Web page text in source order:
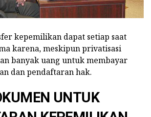
kepemilikan dapat setiap saat
karena, meskipun privatisasi
banyak uang untuk membayar
dan pendaftaran hak.
UNTUK